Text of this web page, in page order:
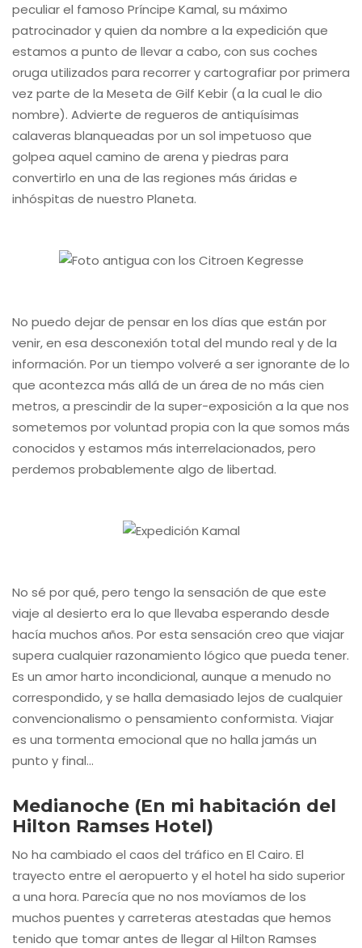
peculiar el famoso Príncipe Kamal, su máximo
patrocinador y quien da nombre a la expedición que
estamos a punto de llevar a cabo, con sus coches
oruga utilizados para recorrer y cartografiar por primera
vez parte de la Meseta de Gilf Kebir (a la cual le dio
nombre). Advierte de regueros de antiquísimas
calaveras blanqueadas por un sol impetuoso que
golpea aquel camino de arena y piedras para
convertirlo en una de las regiones más áridas e
inhóspitas de nuestro Planeta.
No puedo dejar de pensar en los días que están por
venir, en esa desconexión total del mundo real y de la
información. Por un tiempo volveré a ser ignorante de lo
que acontezca más allá de un área de no más cien
metros, a prescindir de la super-exposición a la que nos
sometemos por voluntad propia con la que somos más
conocidos y estamos más interrelacionados, pero
perdemos probablemente algo de libertad.
No sé por qué, pero tengo la sensación de que este
viaje al desierto era lo que llevaba esperando desde
hacía muchos años. Por esta sensación creo que viajar
supera cualquier razonamiento lógico que pueda tener.
Es un amor harto incondicional, aunque a menudo no
correspondido, y se halla demasiado lejos de cualquier
convencionalismo o pensamiento conformista. Viajar
es una tormenta emocional que no halla jamás un
punto y final…
Medianoche (En mi habitación del
Hilton Ramses Hotel)
No ha cambiado el caos del tráfico en El Cairo. El
trayecto entre el aeropuerto y el hotel ha sido superior
a una hora. Parecía que no nos movíamos de los
muchos puentes y carreteras atestadas que hemos
tenido que tomar antes de llegar al Hilton Ramses